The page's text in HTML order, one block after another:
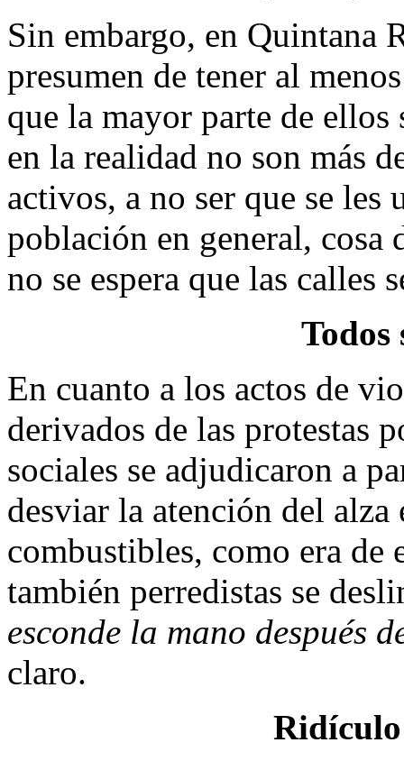
Sin embargo, en Quintana
presumen de tener al
que la mayor parte de ellos
en la realidad no son más
activos, a no ser que se les
población en general,
no se espera que las calles
Todos
En cuanto a los actos de
derivados de las protestas
sociales se adjudicaron a
desviar la atención del alza
combustibles, como era de
también perredistas se
esconde la mano después
claro.